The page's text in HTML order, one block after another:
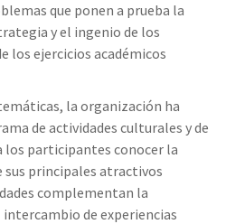
que ponen a prueba la
y el ingenio de los
los ejercicios académicos
la organización ha
de actividades culturales y de
los participantes conocer la
sus principales atractivos
complementan la
de experiencias